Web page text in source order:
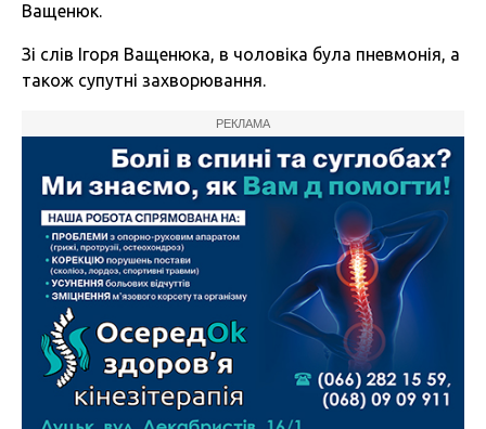
Ващенюк.
Зі слів Ігоря Ващенюка, в чоловіка була пневмонія, а
також супутні захворювання.
РЕКЛАМА